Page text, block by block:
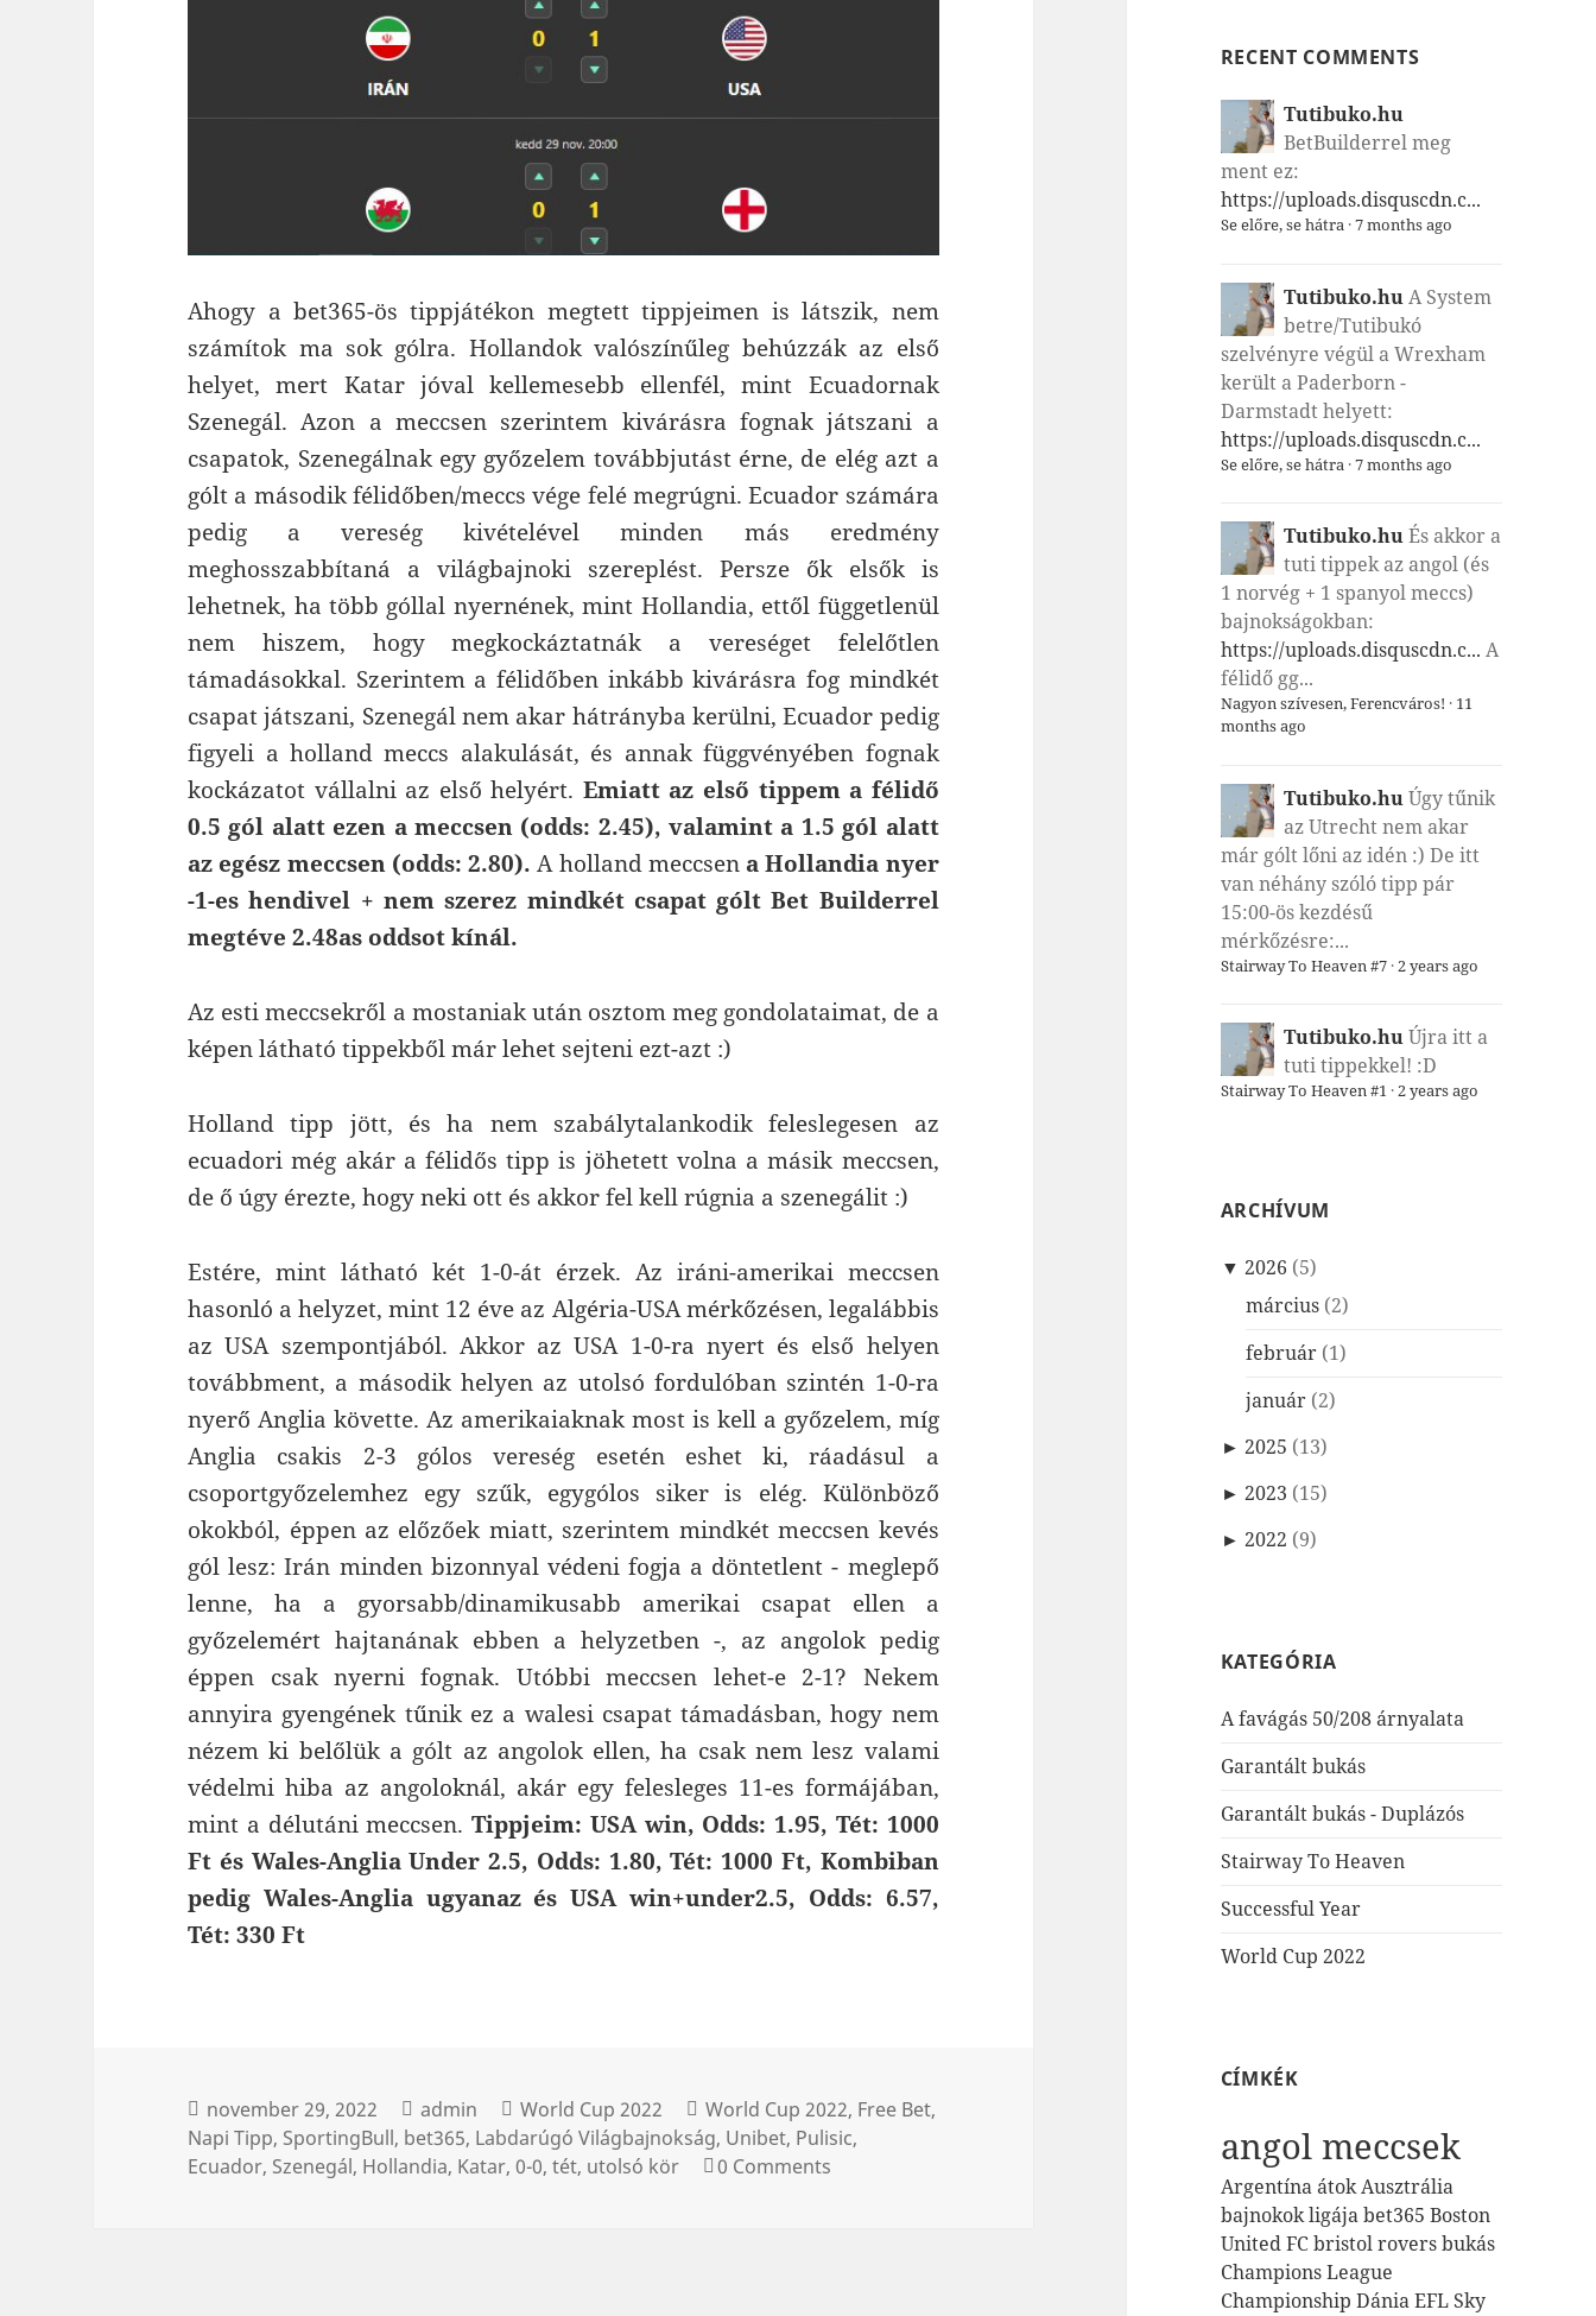
RECENT COMMENTS
Tutibuko.hu
BetBuilderrel meg
ment ez:
https://uploads.disquscdn.c...
Se előre, se hátra·7 months ago
Tutibuko.huA System
betre/Tutibukó
szelvényre végül a Wrexham
került a Paderborn -
Darmstadt helyett:
https://uploads.disquscdn.c...
Se előre, se hátra·7 months ago
Tutibuko.huÉs akkor a
tuti tippek az angol (és
1 norvég + 1 spanyol meccs)
bajnokságokban:
https://uploads.disquscdn.c... A
félidő gg...
Nagyon szívesen, Ferencváros! · 11
months ago
Tutibuko.huÚgy tűnik
az Utrecht nem akar
már gólt lőni az idén :) De itt
van néhány szóló tipp pár
15:00-ös kezdésű
mérkőzésre:...
Stairway To Heaven #7·2 years ago
Tutibuko.huÚjra itt a
tuti tippekkel! :D
Stairway To Heaven #1 ·2 years ago
ARCHÍVUM
▼ 2026 (5)
március (2)
február (1)
január (2)
► 2025 (13)
► 2023 (15)
► 2022 (9)
KATEGÓRIA
A favágás 50/208 árnyalata
Garantált bukás
Garantált bukás - Duplázós
Stairway To Heaven
Successful Year
World Cup 2022
CÍMKÉK
angol meccsek
ArgentínaátokAusztrália
bajnokok ligájabet365 Boston
United FCbristol roversbukás
Champions League
Championship DániaEFL Sky
Ahogy a bet365-ös tippjátékon megtett tippjeimen is látszik, nem
számítok ma sok gólra. Hollandok valószínűleg behúzzák az első
helyet, mert Katar jóval kellemesebb ellenfél, mint Ecuadornak
Szenegál. Azon a meccsen szerintem kivárásra fognak játszani a
csapatok, Szenegálnak egy győzelem továbbjutást érne, de elég azt a
gólt a második félidőben/meccs vége felé megrúgni. Ecuador számára
pedig a vereség kivételével minden más eredmény
meghosszabbítaná a világbajnoki szereplést. Persze ők elsők is
lehetnek, ha több góllal nyernének, mint Hollandia, ettől függetlenül
nem hiszem, hogy megkockáztatnák a vereséget felelőtlen
támadásokkal. Szerintem a félidőben inkább kivárásra fog mindkét
csapat játszani, Szenegál nem akar hátrányba kerülni, Ecuador pedig
figyeli a holland meccs alakulását, és annak függvényében fognak
kockázatot vállalni az első helyért. Emiatt az első tippem a félidő
0.5 gól alatt ezen a meccsen (odds: 2.45), valamint a 1.5 gól alatt
az egész meccsen (odds: 2.80). A holland meccsen a Hollandia nyer
-1-es hendivel + nem szerez mindkét csapat gólt Bet Builderrel
megtéve 2.48as oddsot kínál.
Az esti meccsekről a mostaniak után osztom meg gondolataimat, de a
képen látható tippekből már lehet sejteni ezt-azt :)
Holland tipp jött, és ha nem szabálytalankodik feleslegesen az
ecuadori még akár a félidős tipp is jöhetett volna a másik meccsen,
de ő úgy érezte, hogy neki ott és akkor fel kell rúgnia a szenegálit :)
Estére, mint látható két 1-0-át érzek. Az iráni-amerikai meccsen
hasonló a helyzet, mint 12 éve az Algéria-USA mérkőzésen, legalábbis
az USA szempontjából. Akkor az USA 1-0-ra nyert és első helyen
továbbment, a második helyen az utolsó fordulóban szintén 1-0-ra
nyerő Anglia követte. Az amerikaiaknak most is kell a győzelem, míg
Anglia csakis 2-3 gólos vereség esetén eshet ki, ráadásul a
csoportgyőzelemhez egy szűk, egygólos siker is elég. Különböző
okokból, éppen az előzőek miatt, szerintem mindkét meccsen kevés
gól lesz: Irán minden bizonnyal védeni fogja a döntetlent - meglepő
lenne, ha a gyorsabb/dinamikusabb amerikai csapat ellen a
győzelemért hajtanának ebben a helyzetben -, az angolok pedig
éppen csak nyerni fognak. Utóbbi meccsen lehet-e 2-1? Nekem
annyira gyengének tűnik ez a walesi csapat támadásban, hogy nem
nézem ki belőlük a gólt az angolok ellen, ha csak nem lesz valami
védelmi hiba az angoloknál, akár egy felesleges 11-es formájában,
mint a délutáni meccsen.Tippjeim: USA win, Odds: 1.95, Tét: 1000
Ft és Wales-Anglia Under 2.5, Odds: 1.80, Tét: 1000 Ft, Kombiban
pedig Wales-Anglia ugyanaz és USA win+under2.5, Odds: 6.57,
Tét: 330 Ft
november 29, 2022 admin World Cup 2022 World Cup 2022 Free Bet
Napi Tipp SportingBull bet365 Labdarúgó Világbajnokság Unibet Pulisic
Ecuador Szenegál Hollandia Katar 0-0 tét utolsó kör 0 Comments